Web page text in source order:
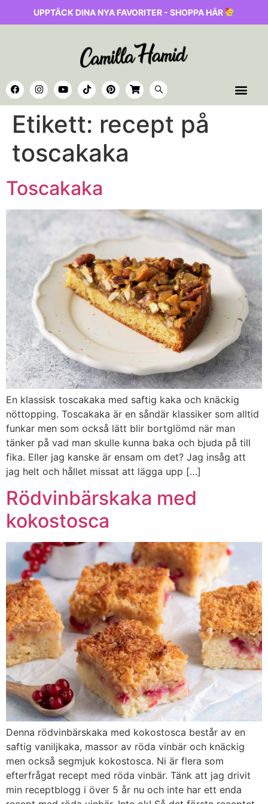
UPPTÄCK DINA NYA FAVORITER - SHOPPA HÄR
Etikett: recept på
toscakaka
Toscakaka
En klassisk toscakaka med saftig kaka och knäckig
nöttopping. Toscakaka är en såndär klassiker som alltid
funkar men som också lätt blir bortglömd när man
tänker på vad man skulle kunna baka och bjuda på till
fika. Eller jag kanske är ensam om det? Jag insåg att
jag helt och hållet missat att lägga upp […]
Rödvinbärskaka med
kokostosca
Denna rödvinbärskaka med kokostosca består av en
saftig vaniljkaka, massor av röda vinbär och knäckig
men också segmjuk kokostosca. Ni är flera som
efterfrågat recept med röda vinbär. Tänk att jag drivit
min receptblogg i över 5 år nu och inte har ett enda